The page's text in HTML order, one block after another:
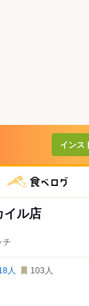
インス
イル店
チ
人 103 人